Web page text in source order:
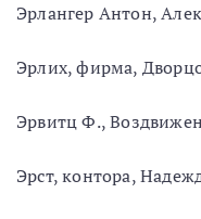
Эрлангер Антон,
Эрлих, фирма,
Эрвитц Ф.,
Эрст, контора,